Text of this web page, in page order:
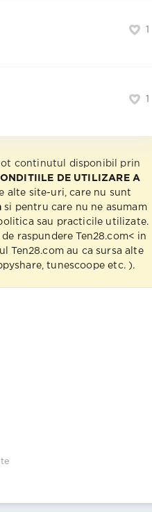
1
1
continutul disponibil prin
DE UTILIZARE A
alte site-uri, care nu sunt
si pentru care nu ne asumam
sau practicile utilizate.
raspundere Ten28.com< in
Ten28.com au ca sursa alte
tunescoope etc. ).